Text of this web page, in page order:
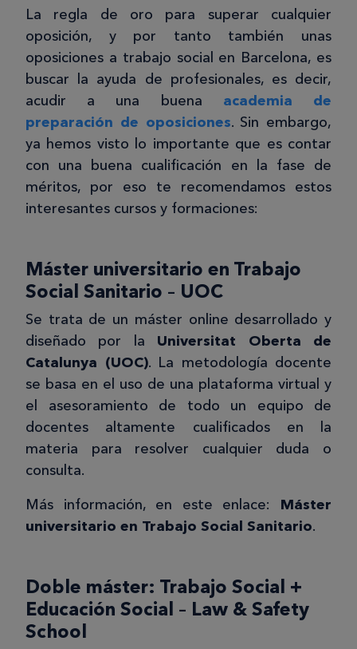
La regla de oro para superar cualquier
oposición, y por tanto también unas
oposiciones a trabajo social en Barcelona, es
buscar la ayuda de profesionales, es decir,
acudir a una buena academia de
preparación de oposiciones. Sin embargo,
ya hemos visto lo importante que es contar
con una buena cualificación en la fase de
méritos, por eso te recomendamos estos
interesantes cursos y formaciones:
Máster universitario en Trabajo
Social Sanitario – UOC
Se trata de un máster online desarrollado y
diseñado por la Universitat Oberta de
Catalunya (UOC). La metodología docente
se basa en el uso de una plataforma virtual y
el asesoramiento de todo un equipo de
docentes altamente cualificados en la
materia para resolver cualquier duda o
consulta.
Más información, en este enlace: Máster
universitario en Trabajo Social Sanitario.
Doble máster: Trabajo Social +
Educación Social – Law & Safety
School